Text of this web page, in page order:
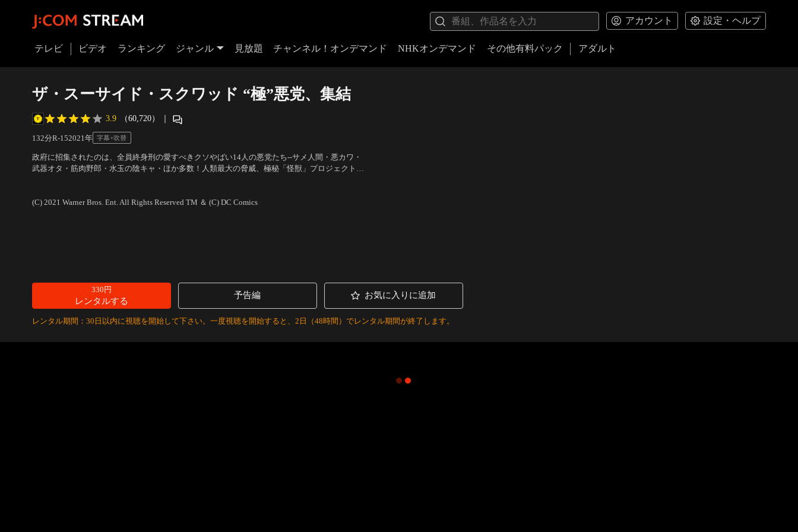
アカウント 設定・ヘルプ
テレビ ビデオ ランキング ジャンル 見放題 チャンネル！オンデマンド NHKオンデマンド その他有料パック アダルト
ザ・スーサイド・スクワッド “極”悪党、集結
3.9 （60,720） ｜
132分R-152021 年 字幕+吹替
政府に招集されたのは、全員終身刑の愛すべきクソやばい14人の悪党たち--サメ人間・悪カワ・
武器オタ・筋肉野郎・水玉の陰キャ・ほか多数！人類最大の脅威、極秘「怪獣」プロジェクトに
(C) 2021 Warner Bros. Ent. All Rights Reserved TM ＆ (C) DC Comics
330円
レンタルする
予告編 お気に入りに追加
レンタル期間：30日以内に視聴を開始して下さい。一度視聴を開始すると、2日（48時間）でレンタル期間が終了します。